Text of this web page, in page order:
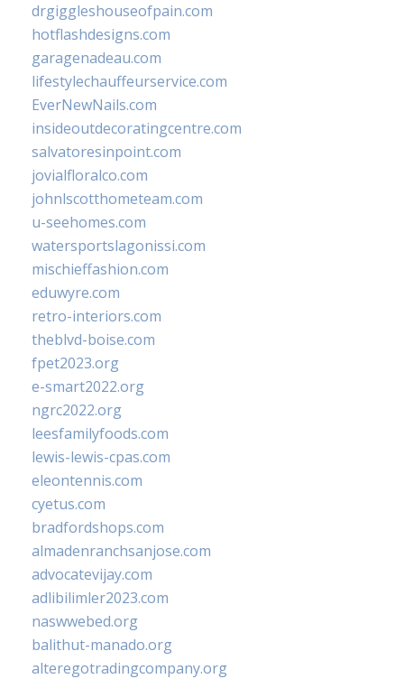
drgiggleshouseofpain.com
hotflashdesigns.com
garagenadeau.com
lifestylechauffeurservice.com
EverNewNails.com
insideoutdecoratingcentre.com
salvatoresinpoint.com
jovialfloralco.com
johnlscotthometeam.com
u-seehomes.com
watersportslagonissi.com
mischieffashion.com
eduwyre.com
retro-interiors.com
theblvd-boise.com
fpet2023.org
e-smart2022.org
ngrc2022.org
leesfamilyfoods.com
lewis-lewis-cpas.com
eleontennis.com
cyetus.com
bradfordshops.com
almadenranchsanjose.com
advocatevijay.com
adlibilimler2023.com
naswwebed.org
balithut-manado.org
alteregotradingcompany.org